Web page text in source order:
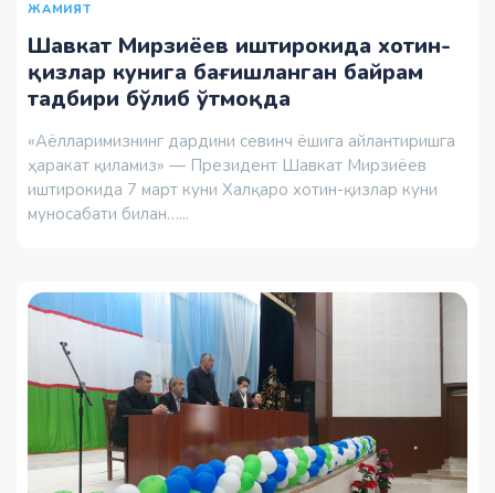
ЖАМИЯТ
Шавкат Мирзиёев иштирокида хотин-
қизлар кунига бағишланган байрам
тадбири бўлиб ўтмоқда
«Аёлларимизнинг дардини севинч ёшига айлантиришга
ҳаракат қиламиз» — Президент Шавкат Мирзиёев
иштирокида 7 март куни Халқаро хотин-қизлар куни
муносабати билан…...